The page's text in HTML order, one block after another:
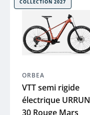
COLLECTION 2027
ORBEA
VTT semi rigide
électrique URRUN
30 Rouge Mars